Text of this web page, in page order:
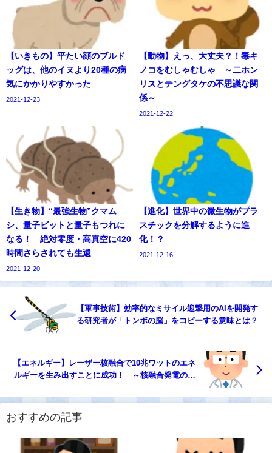
【いきもの】平たい顔のブルド
ッグは、他のイヌより20種の病
気にかかりやすかった
2021-12-23
【動物】えっ、大丈夫？！毒キ
ノコをむしゃむしゃ ～二ホン
リスとテングタケの不思議な関
係～
2021-12-22
【生き物】“最強生物”クマム
シ、量子ビットと量子もつれに
なる！ 絶対零度・高真空に420
時間さらされても生還
2021-12-20
【進化】世界中の微生物がプラ
スチックを分解するように進
化！？
2021-12-16
【軍事技術】効率的なミサイル迎撃用のAIを開発す
る研究者が「トンボの脳」をコピーする意味とは？
【エネルギー】レーザー核融合で10兆ワットのエネ
ルギーを生み出すことに成功！ ～核融合発電の実
おすすめの記事